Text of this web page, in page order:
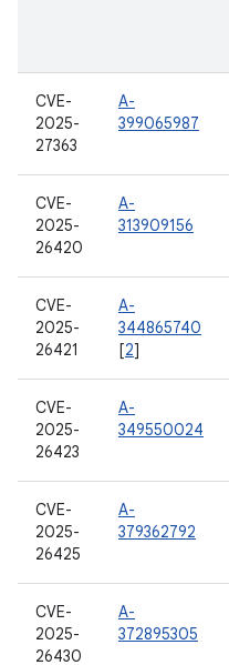
CVE-
2025-
27363
A-
399065987
CVE-
2025-
26420
A-
313909156
CVE-
2025-
26421
A-
344865740
[2]
CVE-
2025-
26423
A-
349550024
CVE-
2025-
26425
A-
379362792
CVE-
2025-
26430
A-
372895305